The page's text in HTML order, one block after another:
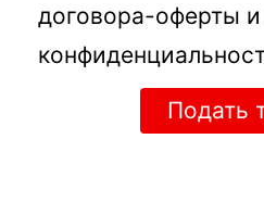
договора-оферты и
Подать